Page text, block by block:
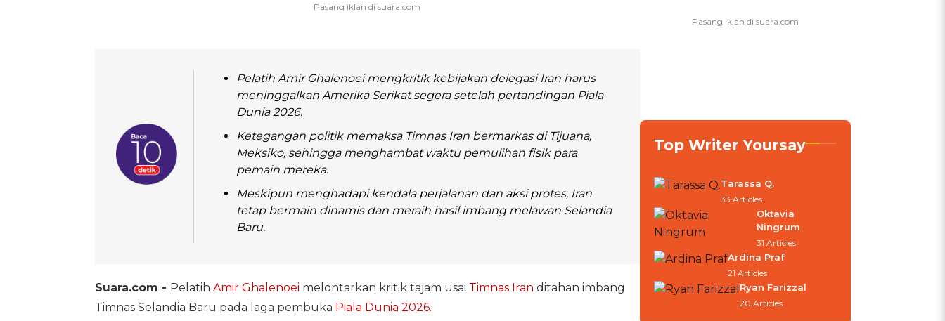
Pelatih Amir Ghalenoei mengkritik kebijakan delegasi Iran harus
meninggalkan Amerika Serikat segera setelah pertandingan Piala
Dunia 2026.
Ketegangan politik memaksa Timnas Iran bermarkas di Tijuana,
Meksiko, sehingga menghambat waktu pemulihan fisik para
pemain mereka.
Meskipun menghadapi kendala perjalanan dan aksi protes, Iran
tetap bermain dinamis dan meraih hasil imbang melawan Selandia
Baru.
Suara.com - Pelatih Amir Ghalenoei melontarkan kritik tajam usai Timnas Iran ditahan imbang
Timnas Selandia Baru pada laga pembuka Piala Dunia 2026.
Top Writer Yoursay
Tarassa Q.
33 Articles
Oktavia
Ningrum
31 Articles
Ardina Praf
21 Articles
Ryan Farizzal
20 Articles